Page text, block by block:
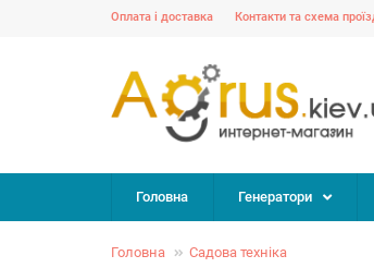
Оплата і доставка Контакти та схема
Головна Генератори
Головна Садова техніка